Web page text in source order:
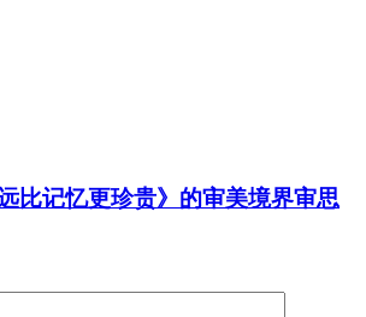
比记忆更珍贵》的审美境界审思